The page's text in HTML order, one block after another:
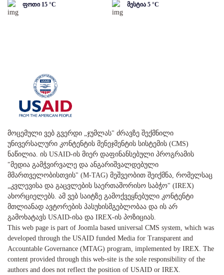
ფოთი 15 °C მესტია 5 °C
მოცემული ვებ გვერდი „ჯუმლას" ძრავზე შექმნილი
უნივერსალური კონტენტის მენეჯმენტის სისტემის (CMS)
ნაწილია. ის USAID-ის მიერ დაფინანსებული პროგრამის
"მედია გამჭვირვალე და ანგარიშვალდებული
მმართველობისთვის" (M-TAG) მეშვეობით შეიქმნა, რომელსაც
„კვლევისა და გაცვლების საერთაშორისო საბჭო" (IREX)
ახორციელებს. ამ ვებ საიტზე გამოქვეყნებული კონტენტი
მთლიანად ავტორების პასუხისმგებლობაა და ის არ
გამოხატავს USAID-ისა და IREX-ის პოზიციას.
This web page is part of Joomla based universal CMS system, which was
developed through the USAID funded Media for Transparent and
Accountable Governance (MTAG) program, implemented by IREX. The
content provided through this web-site is the sole responsibility of the
authors and does not reflect the position of USAID or IREX.